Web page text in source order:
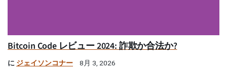
Bitcoin Code レビュー 2024: 詐欺か合法か?
に ジェイソンコナー 8月 3, 2026